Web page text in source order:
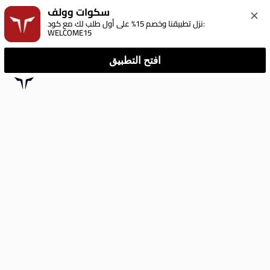
سكوات وولف
نزل تطبيقنا وخصم 15% على أول طلب لك مع كود:
WELCOME15
افتح التطبيق